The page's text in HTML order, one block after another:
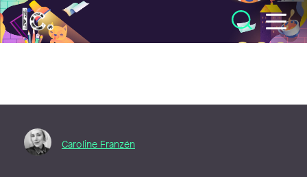
Illustratörcentrum
Caroline Franzén